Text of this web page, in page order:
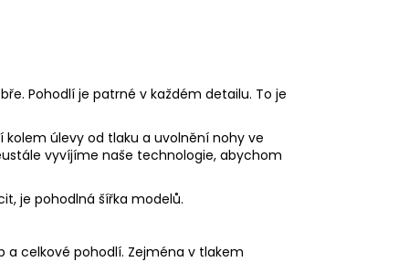
Pohodlí je patrné v každém detailu. To je
kolem úlevy od tlaku a uvolnění nohy ve
vyvíjíme naše technologie, abychom
je pohodlná šířka modelů.
a celkové pohodlí. Zejména v tlakem